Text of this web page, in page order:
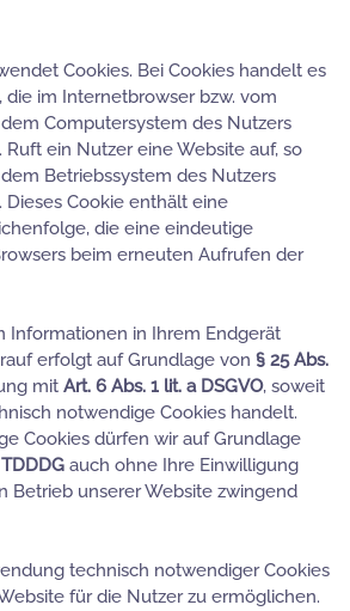
Cookies. Bei Cookies handelt es
die im Internetbrowser bzw. vom
Computersystem des Nutzers
ein Nutzer eine Website auf, so
Betriebssystem des Nutzers
Cookie enthält eine
die eine eindeutige
beim erneuten Aufrufen der
Informationen in Ihrem Endgerät
erfolgt auf Grundlage von § 25 Abs.
mit Art. 6 Abs. 1 lit. a DSGVO, soweit
notwendige Cookies handelt.
Cookies dürfen wir auf Grundlage
auch ohne Ihre Einwilligung
Betrieb unserer Website zwingend
technisch notwendiger Cookies
für die Nutzer zu ermöglichen.